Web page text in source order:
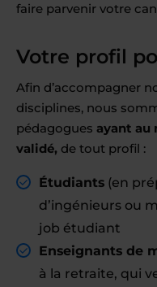
faire parvenir votre
Votre profil
Afin d’accompagner
disciplines, nous
pédagogues ayant au
validé, de tout profil :
Étudiants (en
d’ingénieurs ou
job étudiant
Enseignants de
à la retraite, qui